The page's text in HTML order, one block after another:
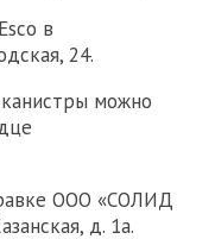
в
24.
можно
ООО «СОЛИД
д. 1а.